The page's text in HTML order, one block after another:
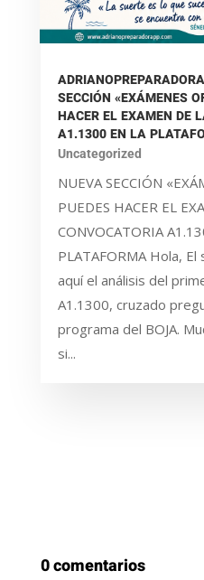
SECCIÓN «EXÁMENES
HACER EL EXAMEN DE
A1.1300 EN LA
Uncategorized
NUEVA SECCIÓN
PUEDES HACER EL
CONVOCATORIA
PLATAFORMA Hola,
aquí el análisis del
A1.1300, cruzado
programa del BOJA.
si...
0 comentarios